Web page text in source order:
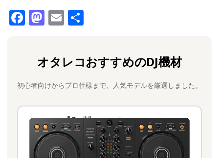
F
b
o
o
k
M
o
d
o
n
E
l
オタレコおすすめのDJ機材
初心者向けからプロ仕様まで、人気モデルを厳選しました。